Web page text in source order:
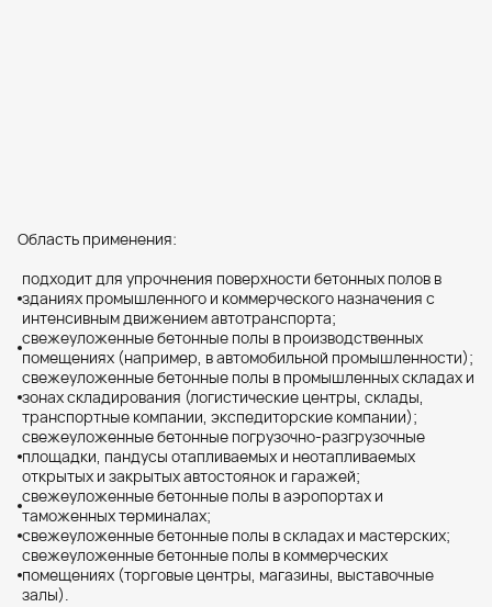
Область применения:
подходит для упрочнения поверхности бетонных полов в
зданиях промышленного и коммерческого назначения с
интенсивным движением автотранспорта;
cвежеуложенные бетонные полы в производственных
помещениях (например, в автомобильной промышленности);
cвежеуложенные бетонные полы в промышленных складах и
зонах складирования (логистические центры, склады,
транспортные компании, экспедиторские компании);
cвежеуложенные бетонные погрузочно-разгрузочные
площадки, пандусы отапливаемых и неотапливаемых
открытых и закрытых автостоянок и гаражей;
cвежеуложенные бетонные полы в аэропортах и
таможенных терминалах;
cвежеуложенные бетонные полы в складах и мастерских;
cвежеуложенные бетонные полы в коммерческих
помещениях (торговые центры, магазины, выставочные
залы).